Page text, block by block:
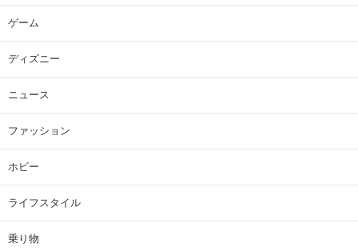
ゲーム
ディズニー
ニュース
ファッション
ホビー
ライフスタイル
乗り物